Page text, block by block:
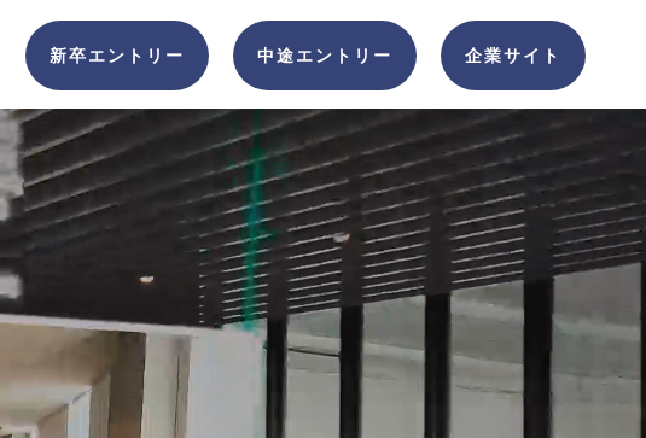
新卒エントリー 中途エントリー 企業サイト